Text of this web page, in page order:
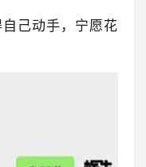
己动手，宁愿花